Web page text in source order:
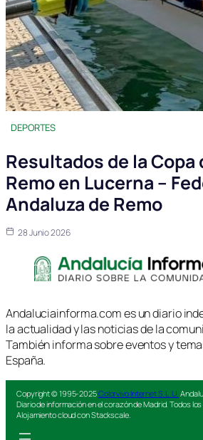
DEPORTES
Resultados de la Copa
Remo en Lucerna –
Andaluza de Remo
28 Junio 2026
Andaluciainforma.com es un diario
la actualidad y las noticias de la
También informa sobre eventos y
España.
Copyright © 1995-2025Colorvivo Internet S.L.U.
Diario de información en el corazón de Madrid. Todos
Alojamiento cloud con Stackscale.